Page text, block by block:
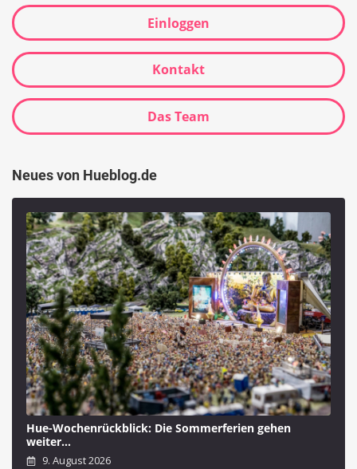
Einloggen
Kontakt
Das Team
Neues von Hueblog.de
Hue-Wochenrückblick: Die Sommerferien gehen
weiter…
9. August 2026